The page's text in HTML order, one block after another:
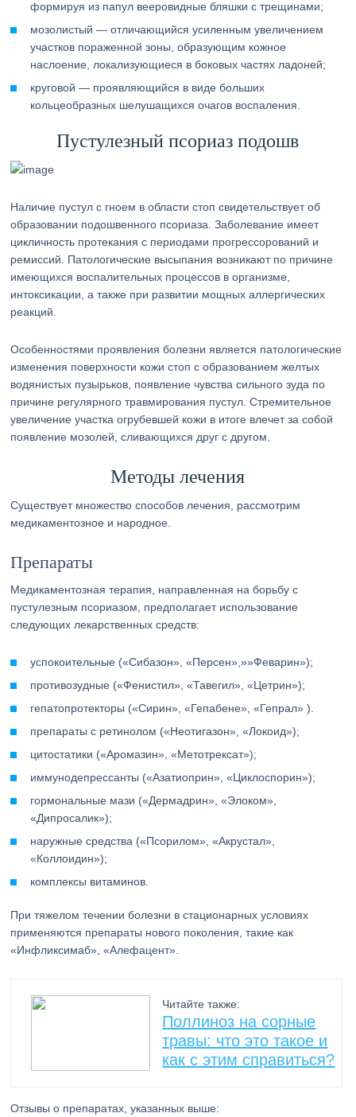
формируя из папул вееровидные бляшки с трещинами;
мозолистый — отличающийся усиленным увеличением
участков пораженной зоны, образующим кожное
наслоение, локализующиеся в боковых частях ладоней;
круговой — проявляющийся в виде больших
кольцеобразных шелушащихся очагов воспаления.
Пустулезный псориаз подошв
Наличие пустул с гноем в области стоп свидетельствует об
образовании подошвенного псориаза. Заболевание имеет
цикличность протекания с периодами прогрессорований и
ремиссий. Патологические высыпания возникают по причине
имеющихся воспалительных процессов в организме,
интоксикации, а также при развитии мощных аллергических
реакций.
Особенностями проявления болезни является патологические
изменения поверхности кожи стоп с образованием желтых
водянистых пузырьков, появление чувства сильного зуда по
причине регулярного травмирования пустул. Стремительное
увеличение участка огрубевшей кожи в итоге влечет за собой
появление мозолей, сливающихся друг с другом.
Методы лечения
Существует множество способов лечения, рассмотрим
медикаментозное и народное.
Препараты
Медикаментозная терапия, направленная на борьбу с
пустулезным псориазом, предполагает использование
следующих лекарственных средств:
успокоительные («Сибазон», «Персен»,»»Феварин»);
противозудные («Фенистил», «Тавегил», «Цетрин»);
гепатопротекторы («Сирин», «Гепабене», «Гепрал» ).
препараты с ретинолом («Неотигазон», «Локоид»);
цитостатики («Аромазин», «Метотрексат»);
иммунодепрессанты («Азатиоприн», «Циклоспорин»);
гормональные мази («Дермадрин», «Элоком»,
«Дипросалик»);
наружные средства («Псорилом», «Акрустал»,
«Коллоидин»);
комплексы витаминов.
При тяжелом течении болезни в стационарных условиях
применяются препараты нового поколения, такие как
«Инфликсимаб», «Алефацент».
Читайте также:
Поллиноз на сорные
травы: что это такое и
как с этим справиться?
Отзывы о препаратах, указанных выше: